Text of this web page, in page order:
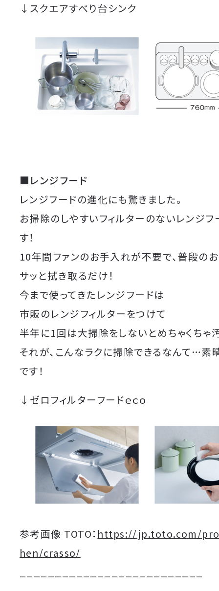
↓スクエアすべり台シンク
■レンジフード
レンジフードの進化にも驚きました。
お掃除のしやすいフィルターのないレンジフ
す！
10年間ファンのお手入れが不要で、普段の
サッと拭き取るだけ！
今まで使ってきたレンジフードは
市販のレンジフィルターをつけて
半年に1回は大掃除をしないとめちゃくちゃ汚
それが、こんなラクに掃除できるなんて…素
です！
↓ゼロフィルターフードｅｃｏ
参考画像 TOTO： https://jp.toto.com/
hen/crasso/